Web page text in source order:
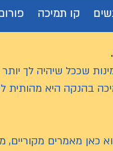
קו תמיכה
שככל שיהיה לך
בהנקה היא
כאן מאמרים